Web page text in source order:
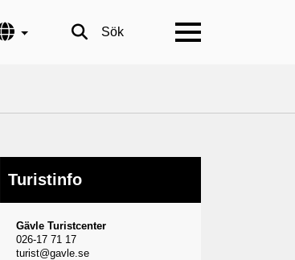
Språk Sök
Turistinfo
Gävle Turistcenter
026-17 71 17
turist@gavle.se